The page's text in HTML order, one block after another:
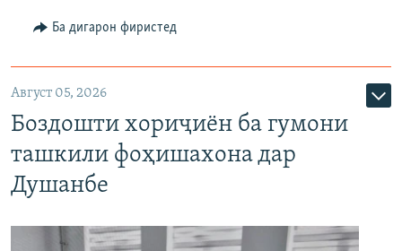
Ба дигарон фиристед
Август 05, 2026
Боздошти хориҷиён ба гумони
ташкили фоҳишахона дар
Душанбе